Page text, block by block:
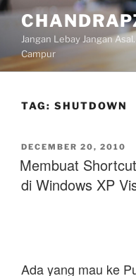
Skip
contentJangan Lebay Jangan
Campur
TAG: SHUTDOWN
POSTED
ON
DECEMBER 20, 2010
Membuat
di Windows XP
Ada yang mau ke